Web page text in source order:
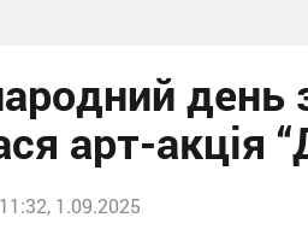
день
арт-акція
11:32, 1.09.2025